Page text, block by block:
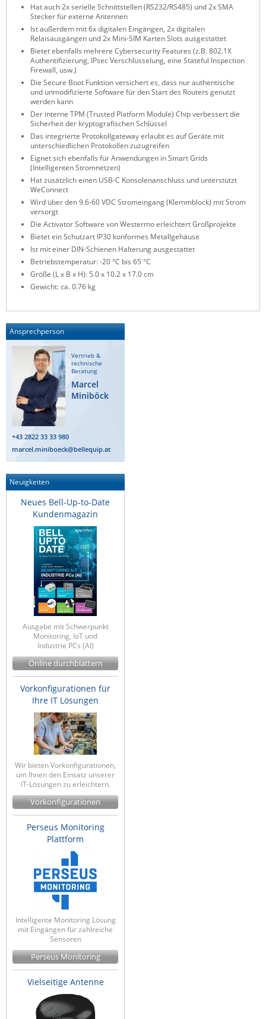
News zu unseren Herstellern
Hat auch 2x serielle Schnittstellen (RS232/RS485) und 2x SMA
Stecker für externe Antennen
Ist außerdem mit 6x digitalen Eingängen, 2x digitalen
Relaisausgängen und 2x Mini-SIM Karten Slots ausgestattet
Bietet ebenfalls mehrere Cybersecurity Features (z.B. 802.1X
Authentifizierung, IPsec Verschlüsselung, eine Stateful Inspection
Firewall, usw.)
Die Secure Boot Funktion versichert es, dass nur authentische
und unmodifizierte Software für den Start des Routers genutzt
werden kann
Der interne TPM (Trusted Platform Module) Chip verbessert die
Sicherheit der kryptografischen Schlüssel
Das integrierte Protokollgateway erlaubt es auf Geräte mit
unterschiedlichen Protokollen zuzugreifen
Eignet sich ebenfalls für Anwendungen in Smart Grids
(Intelligenten Stromnetzen)
Hat zusätzlich einen USB-C Konsolenanschluss und unterstützt
WeConnect
Wird über den 9.6-60 VDC Stromeingang (Klemmblock) mit Strom
versorgt
Die Activator Software von Westermo erleichtert Großprojekte
Bietet ein Schutzart IP30 konformes Metallgehäuse
Ist mit einer DIN-Schienen Halterung ausgestattet
Betriebstemperatur: -20 °C bis 65 °C
Größe (L x B x H): 5.0 x 10.2 x 17.0 cm
Gewicht: ca. 0.76 kg
Ansprechperson
Vertrieb &
technische
Beratung
Marcel
Miniböck
+43 2822 33 33 980
marcel.miniboeck@bellequip.at
Neuigkeiten
Neues Bell-Up-to-Date
Kundenmagazin
Ausgabe mit Schwerpunkt
Monitoring, IoT und
Industrie PCs (AI)
Online durchblättern
Vorkonfigurationen für
Ihre IT Lösungen
Wir bieten Vorkonfigurationen,
um Ihnen den Einsatz unserer
IT-Lösungen zu erleichtern.
Vorkonfigurationen
Perseus Monitoring
Plattform
Intelligente Monitoring Lösung
mit Eingängen für zahlreiche
Sensoren
Perseus Monitoring
Vielseitige Antenne